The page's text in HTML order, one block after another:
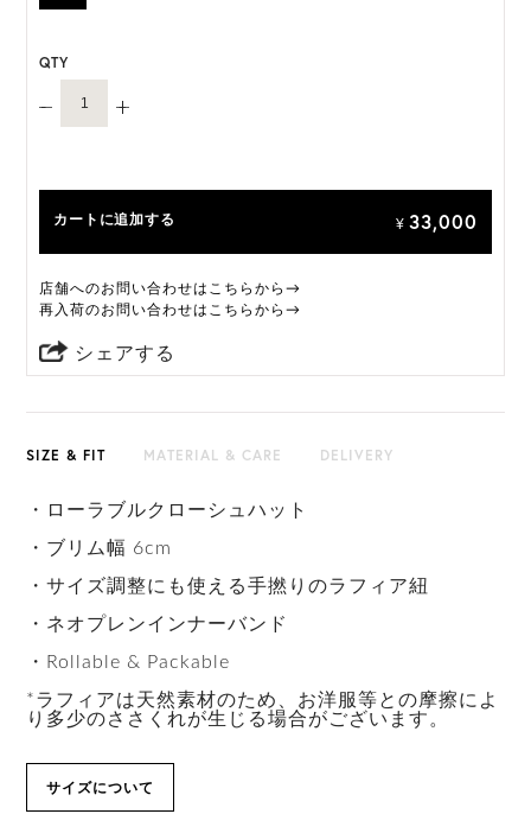
QTY
カートに追加する ¥ 33,000
店舗へのお問い合わせはこちらから→
再入荷のお問い合わせはこちらから→
シェアする
SIZE & FIT MATERIAL & CARE DELIVERY
・ローラブルクローシュハット
・ブリム幅 6cm
・サイズ調整にも使える手撚りのラフィア紐
・ネオプレンインナーバンド
・Rollable & Packable
*ラフィアは天然素材のため、お洋服等との摩擦によ
り多少のささくれが生じる場合がございます。
サイズについて